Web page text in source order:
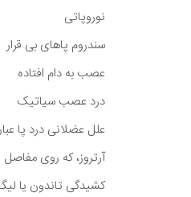
نوروپاتی
سندروم پاهای بی قرار
عصب به دام افتاده
درد عصب سیاتیک
علل عضلانی درد پا
آرتروز، که روی مفاصل
کشیدگی تاندون یا